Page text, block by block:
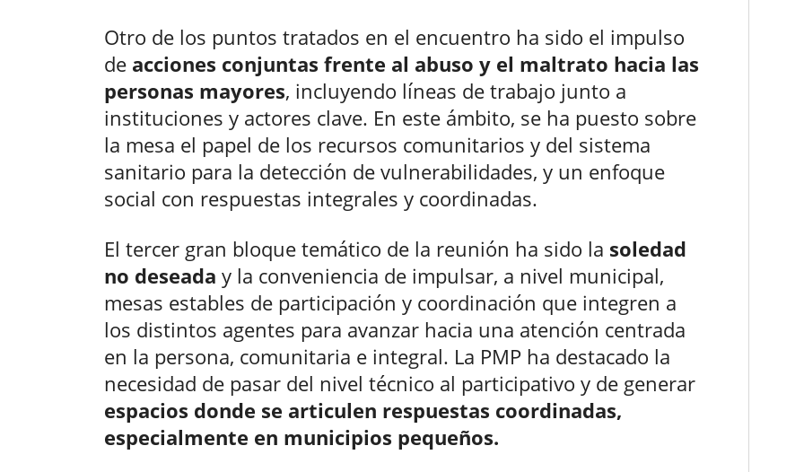
Otro de los puntos tratados en el encuentro ha sido el impulso
de acciones conjuntas frente al abuso y el maltrato hacia las
personas mayores, incluyendo líneas de trabajo junto a
instituciones y actores clave. En este ámbito, se ha puesto sobre
la mesa el papel de los recursos comunitarios y del sistema
sanitario para la detección de vulnerabilidades, y un enfoque
social con respuestas integrales y coordinadas.
El tercer gran bloque temático de la reunión ha sido la soledad
no deseada y la conveniencia de impulsar, a nivel municipal,
mesas estables de participación y coordinación que integren a
los distintos agentes para avanzar hacia una atención centrada
en la persona, comunitaria e integral. La PMP ha destacado la
necesidad de pasar del nivel técnico al participativo y de generar
espacios donde se articulen respuestas coordinadas,
especialmente en municipios pequeños.